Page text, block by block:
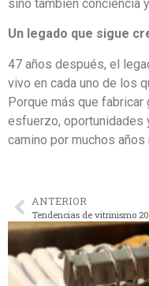
sino también conciencia
Un legado que sigue
47 años después, el
vivo en cada uno de los
Porque más que fabricar
esfuerzo, oportunidades
camino por muchos años
ANTERIOR